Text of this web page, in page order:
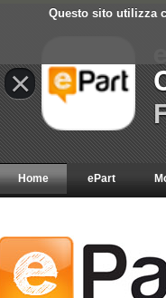
Questo sito utilizza
Home ePart
×